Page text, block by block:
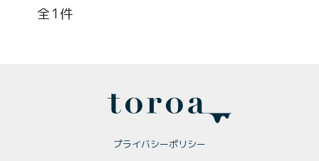
メンバー特典
1
プライバシーポリシー